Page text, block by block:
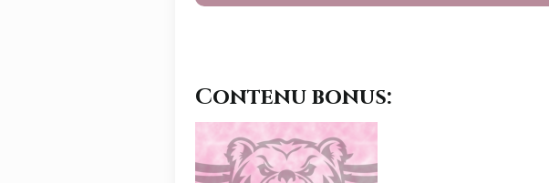
Contenu bonus: